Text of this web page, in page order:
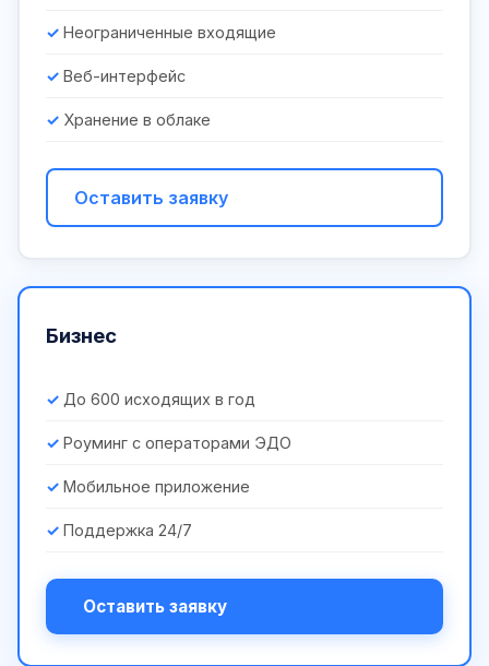
Неограниченные входящие
Веб-интерфейс
Хранение в облаке
Оставить заявку
Бизнес
До 600 исходящих в год
Роуминг с операторами ЭДО
Мобильное приложение
Поддержка 24/7
Оставить заявку